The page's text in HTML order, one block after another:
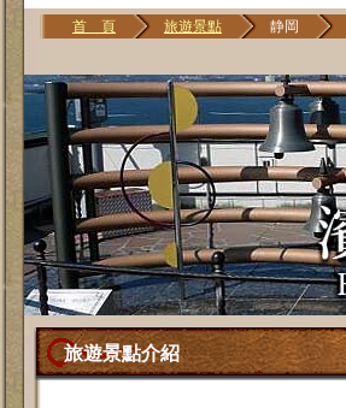
首 頁 旅遊景點 静岡
旅遊景點介紹